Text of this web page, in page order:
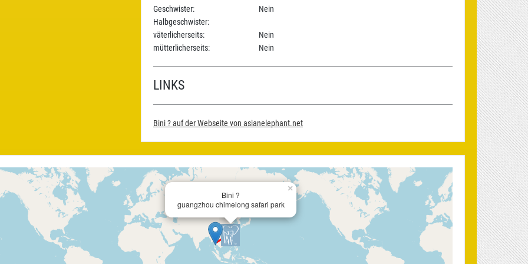
Geschwister:
Nein
Halbgeschwister:
väterlicherseits:
Nein
mütterlicherseits:
Nein
LINKS
Bini ? auf der Webseite von asianelephant.net
×
Bini ?
guangzhou chimelong safari park